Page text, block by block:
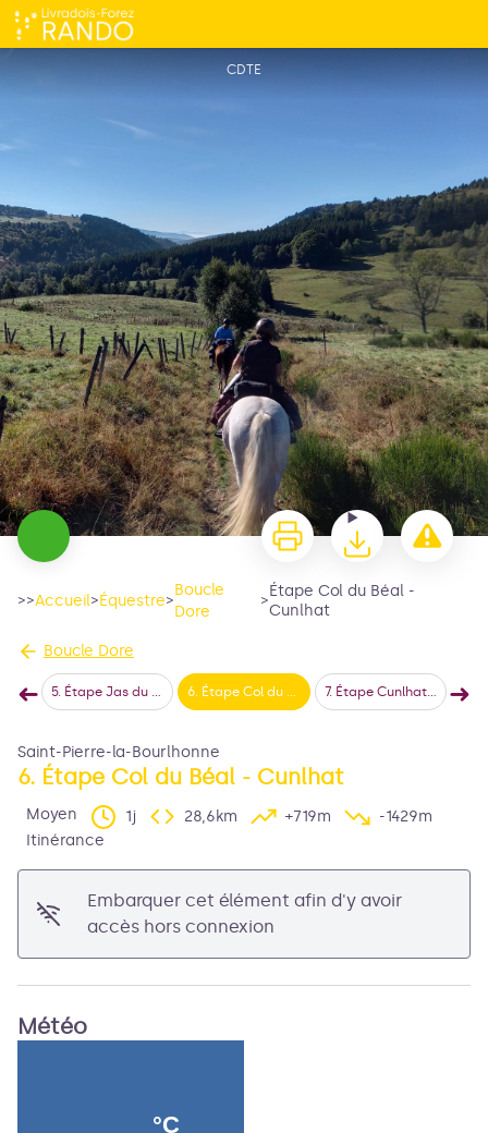
CDTE
Voir l'image en plein écran
>>Accueil>Équestre>
Boucle
Dore
>
Étape Col du Béal -
Cunlhat
Boucle Dore
➜Étape précédente
5. Étape Jas du Mas - Col du Béal 6. Étape Col du Béal - Cunlhat 7. Étape Cunlhat - Saint-Éloy-la-Glacière 8.
➜
Saint-Pierre-la-Bourlhonne
6. Étape Col du Béal - Cunlhat
Moyen 1j 28,6km +719m
-1429m
Itinérance
Embarquer cet élément afin d'y avoir
accès hors connexion
Météo